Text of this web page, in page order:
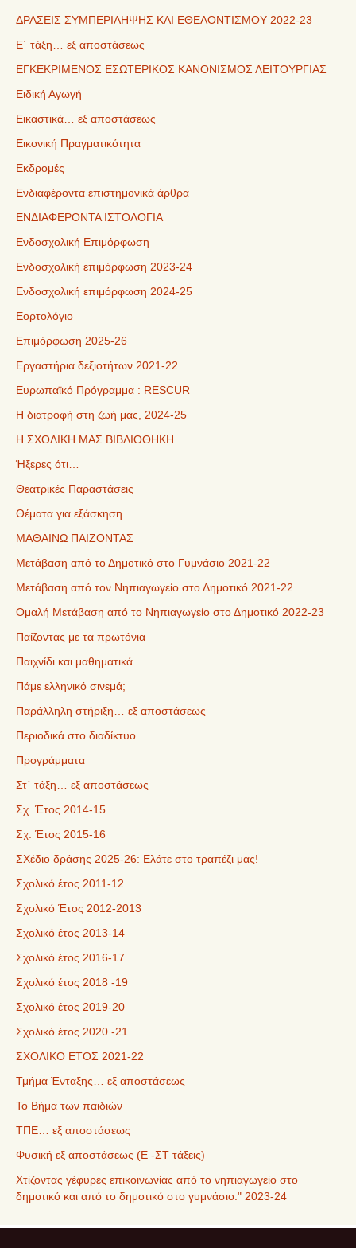
ΔΡΑΣΕΙΣ ΣΥΜΠΕΡΙΛΗΨΗΣ ΚΑΙ ΕΘΕΛΟΝΤΙΣΜΟΥ 2022-23
Ε΄ τάξη… εξ αποστάσεως
ΕΓΚΕΚΡΙΜΕΝΟΣ ΕΣΩΤΕΡΙΚΟΣ ΚΑΝΟΝΙΣΜΟΣ ΛΕΙΤΟΥΡΓΙΑΣ
Ειδική Αγωγή
Εικαστικά… εξ αποστάσεως
Εικονική Πραγματικότητα
Εκδρομές
Ενδιαφέροντα επιστημονικά άρθρα
ΕΝΔΙΑΦΕΡΟΝΤΑ ΙΣΤΟΛΟΓΙΑ
Ενδοσχολική Επιμόρφωση
Ενδοσχολική επιμόρφωση 2023-24
Ενδοσχολική επιμόρφωση 2024-25
Εορτολόγιο
Επιμόρφωση 2025-26
Εργαστήρια δεξιοτήτων 2021-22
Ευρωπαϊκό Πρόγραμμα : RESCUR
Η διατροφή στη ζωή μας, 2024-25
Η ΣΧΟΛΙΚΗ ΜΑΣ ΒΙΒΛΙΟΘΗΚΗ
Ήξερες ότι…
Θεατρικές Παραστάσεις
Θέματα για εξάσκηση
ΜΑΘΑΙΝΩ ΠΑΙΖΟΝΤΑΣ
Μετάβαση από το Δημοτικό στο Γυμνάσιο 2021-22
Μετάβαση από τον Νηπιαγωγείο στο Δημοτικό 2021-22
Ομαλή Μετάβαση από το Νηπιαγωγείο στο Δημοτικό 2022-23
Παίζοντας με τα πρωτόνια
Παιχνίδι και μαθηματικά
Πάμε ελληνικό σινεμά;
Παράλληλη στήριξη… εξ αποστάσεως
Περιοδικά στο διαδίκτυο
Προγράμματα
Στ΄ τάξη… εξ αποστάσεως
Σχ. Έτος 2014-15
Σχ. Έτος 2015-16
ΣΧέδιο δράσης 2025-26: Ελάτε στο τραπέζι μας!
Σχολικό έτος 2011-12
Σχολικό Έτος 2012-2013
Σχολικό έτος 2013-14
Σχολικό έτος 2016-17
Σχολικό έτος 2018 -19
Σχολικό έτος 2019-20
Σχολικό έτος 2020 -21
ΣΧΟΛΙΚΟ ΕΤΟΣ 2021-22
Τμήμα Ένταξης… εξ αποστάσεως
Το Βήμα των παιδιών
ΤΠΕ… εξ αποστάσεως
Φυσική εξ αποστάσεως (Ε -ΣΤ τάξεις)
Χτίζοντας γέφυρες επικοινωνίας από το νηπιαγωγείο στο
δημοτικό και από το δημοτικό στο γυμνάσιο." 2023-24